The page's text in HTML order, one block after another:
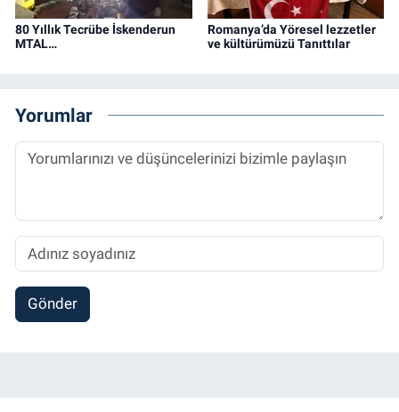
80 Yıllık Tecrübe İskenderun
MTAL…
Romanya’da Yöresel lezzetler
ve kültürümüzü Tanıttılar
Yorumlar
Gönder